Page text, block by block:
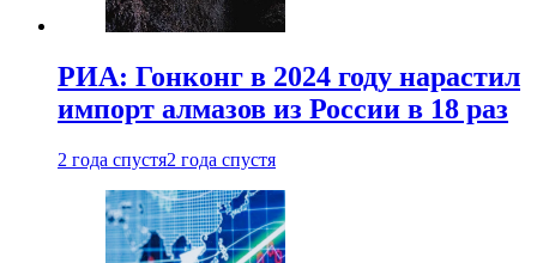
РИА: Гонконг в 2024 году нарастил
импорт алмазов из России в 18 раз
2 года спустя2 года спустя